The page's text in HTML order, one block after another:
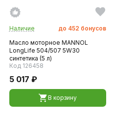
Наличие до 452 бонусов
Масло моторное MANNOL
LongLife 504/507 5W30
синтетика (5 л)
Код 126458
5 017 ₽
В корзину